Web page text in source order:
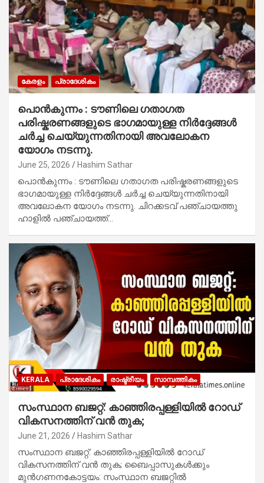
കേരളം പ്രാദേശികം
പൊൻകുന്നം : ടൗണിലെ ഗതാഗത
പരിഷ്കരണങ്ങളുടെ ഭാഗമായുള്ള നിർദ്ദേങ്ങൾ
ചർച്ച ചെയ്യുന്നതിനായി അവലോകന
യോഗം നടന്നു.
June 25, 2026 Hashim Sathar
പൊൻകുന്നം : ടൗണിലെ ഗതാഗത പരിഷ്കരണങ്ങളുടെ
ഭാഗമായുള്ള നിർദ്ദേങ്ങൾ ചർച്ച ചെയ്യുന്നതിനായി
അവലോകന യോഗം നടന്നു. ചിറക്കടവ് പഞ്ചായത്തു
ഹാളിൽ പഞ്ചായത്ത്…
KERALA പ്രാദേശികം രാഷ്ട്രീയം സാമ്പത്തികം
സംസ്ഥാന ബജറ്റ്: കാഞ്ഞിരപ്പള്ളിയിൽ റോഡ്
വികസനത്തിന് വൻ തുക;
June 21, 2026 Hashim Sathar
സംസ്ഥാന ബജറ്റ്: കാഞ്ഞിരപ്പള്ളിയിൽ റോഡ്
വികസനത്തിന് വൻ തുക; ബൈപ്പാസുകൾക്കും
മുൻഗണനകോട്ടയം: സംസ്ഥാന ബജറ്റിൽ